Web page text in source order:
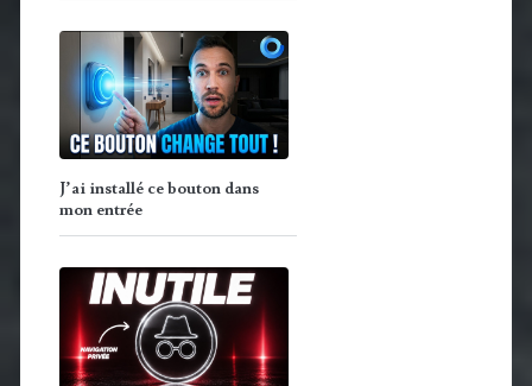
J’ai installé ce bouton dans
mon entrée